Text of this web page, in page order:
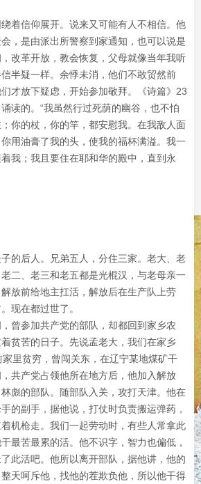
着信仰展开。说来又可能有人不相信。他
，是由派出所警察到家通知，也可以说是
改革开放，教会恢复，父母就像当年我听
半疑一样。余悸未消，他们不敢贸然前
才放下疑虑，开始参加敬拜。《诗篇》23
读的。“我虽然行过死荫的幽谷，也不怕
你的杖，你的竿，都安慰我。在我敌人面
用油膏了我的头，使我的福杯满溢。我一
我；我且要住在耶和华的殿中，直到永
的后人。兄弟五人，分住三家。老大、老
二、老三和老五都是光棍汉，与老母亲一
放前给地主扛活，解放后在生产队上劳
现在都过世了。
曾参加共产党的部队，却都回到家乡农
贫苦的日子。先说孟老大，我们在家乡
里贫穷，曾闯关东，在辽宁某地煤矿干
共产党占领他所在地方后，他加入解放
彪的部队。随部队入关，攻打天津。他在
的副手，据他说，打仗时负责搬运弹药，
机枪走。我们一起劳动时，有些人常拿此
最苦最累的活。他不识字，智力也偏低，
此活吧。他所以离开部队，据他讲，他的
整天呵斥他，找他的茬欺负他，所以他干得